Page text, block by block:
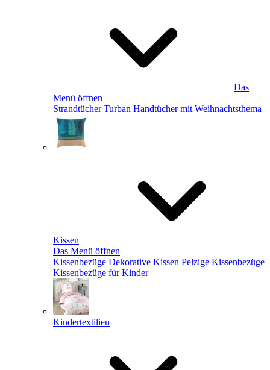
Das
Menü öffnen
Strandtücher Turban Handtücher mit Weihnachtsthema
Kissen
Das Menü öffnen
Kissenbezüge Dekorative Kissen Pelzige Kissenbezüge
Kissenbezüge für Kinder
Kindertextilien